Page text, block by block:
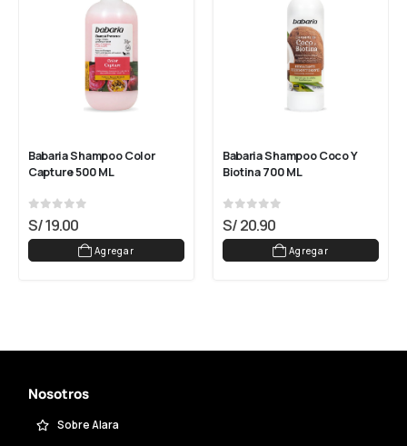
Babaria Shampoo Color
Capture 500 ML
0 out of 5
S/19.00
Agregar
Babaria Shampoo Coco Y
Biotina 700 ML
0 out of 5
S/20.90
Agregar
Nosotros
Sobre Alara